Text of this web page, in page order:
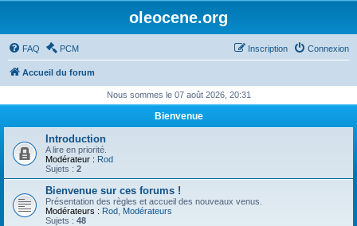
oleocene.org
FAQ PCM Connexion
Inscription
Accueil du forum
Nous sommes le 07 août 2026, 20:31
Bienvenue
Introduction
A lire en priorité.
Modérateur : Rod
Sujets : 2
Bienvenue sur ces forums !
Présentation des règles et accueil des nouveaux venus.
Modérateurs : Rod Modérateurs
Sujets : 48